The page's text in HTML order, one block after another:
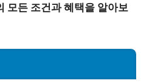
모든 조건과 혜택을 알아보